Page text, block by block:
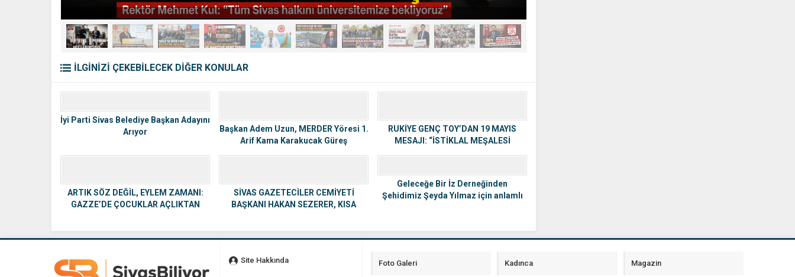
İLGİNİZİ ÇEKEBİLECEK DİĞER KONULAR
İyi Parti Sivas Belediye Başkan Adayını
Arıyor
Başkan Adem Uzun, MERDER Yöresi 1.
Arif Kama Karakucak Güreş
RUKİYE GENÇ TOY’DAN 19 MAYIS
MESAJI: “İSTİKLAL MEŞALESİ
ARTIK SÖZ DEĞİL, EYLEM ZAMANI:
GAZZE’DE ÇOCUKLAR AÇLIKTAN
SİVAS GAZETECİLER CEMİYETİ
BAŞKANI HAKAN SEZERER, KISA
Geleceğe Bir İz Derneğinden
Şehidimiz Şeyda Yılmaz için anlamlı
Site Hakkında Foto Galeri Kadınca Magazin